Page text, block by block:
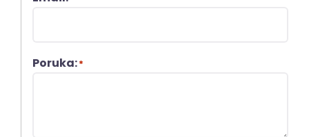
Poruka:*